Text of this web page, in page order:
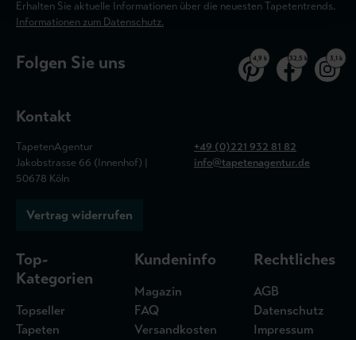
Erhalten Sie aktuelle Informationen über die neuesten Tapetentrends.
Informationen zum Datenschutz.
Folgen Sie uns 4,9 k 32,5 k 3,1 k
Kontakt
TapetenAgentur
Jakobstrasse 66 (Innenhof) |
50678 Köln
+49 (0)221 932 81 82
info@tapetenagentur.de
Vertrag widerrufen
Top-
Kategorien
Topseller
Tapeten
Kundeninfo
Magazin
FAQ
Versandkosten
Rechtliches
AGB
Datenschutz
Impressum